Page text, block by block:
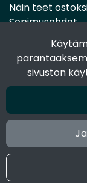
sivuston
Näin teet
Sopimusehdot
Toimitustavat
Maksutavat
Seuraa
Facebook
Instagram